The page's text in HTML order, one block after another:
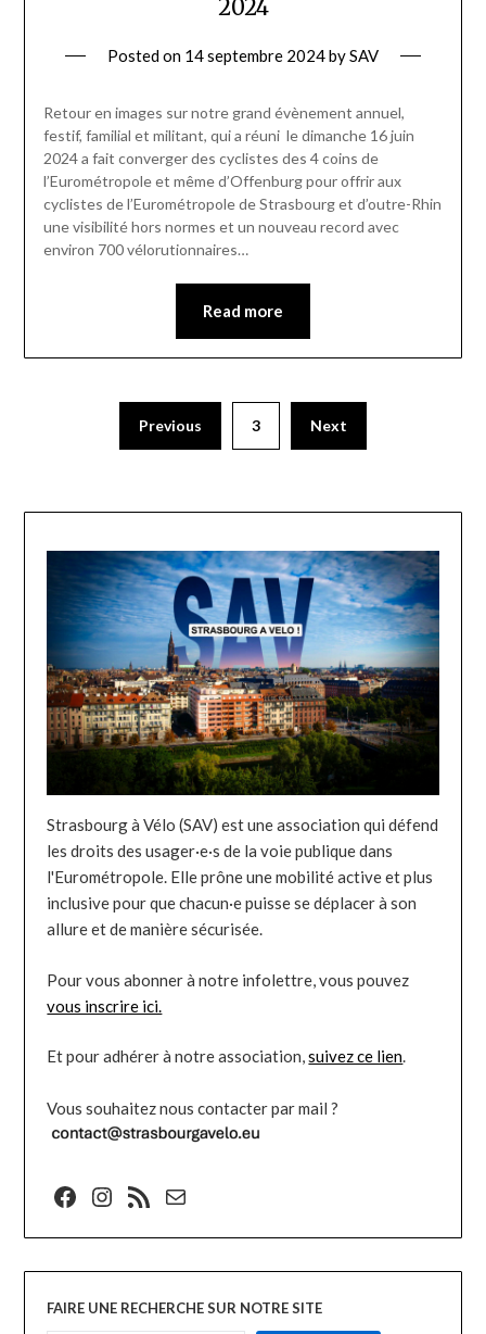
2024
Posted on 14 septembre 2024bySAV
Retour en images sur notre grand évènement annuel,
festif, familial et militant, qui a réuni le dimanche 16 juin
2024 a fait converger des cyclistes des 4 coins de
l’Eurométropole et même d’Offenburg pour offrir aux
cyclistes de l’Eurométropole de Strasbourg et d’outre-Rhin
une visibilité hors normes et un nouveau record avec
environ 700 vélorutionnaires…
Read more
Previous 3 Next
Strasbourg à Vélo (SAV) est une association qui défend
les droits des usager·e·s de la voie publique dans
l'Eurométropole. Elle prône une mobilité active et plus
inclusive pour que chacun·e puisse se déplacer à son
allure et de manière sécurisée.
Pour vous abonner à notre infolettre, vous pouvez
vous inscrire ici.
Et pour adhérer à notre association,suivez ce lien.
Vous souhaitez nous contacter par mail ?
Facebook
Instagram
Flux RSSE-mail
FAIRE UNE RECHERCHE SUR NOTRE SITE